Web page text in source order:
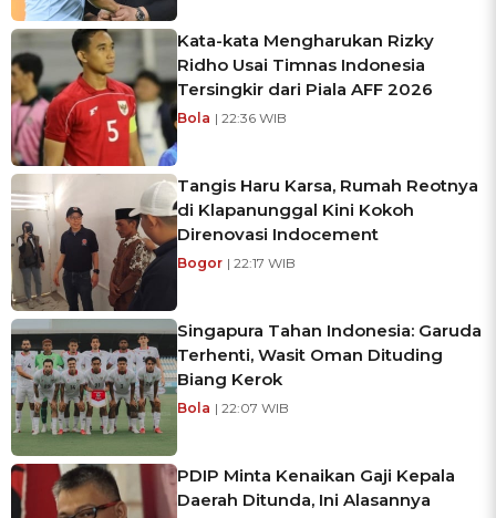
Kata-kata Mengharukan Rizky
Ridho Usai Timnas Indonesia
Tersingkir dari Piala AFF 2026
Bola | 22:36 WIB
Tangis Haru Karsa, Rumah Reotnya
di Klapanunggal Kini Kokoh
Direnovasi Indocement
Bogor | 22:17 WIB
Singapura Tahan Indonesia: Garuda
Terhenti, Wasit Oman Dituding
Biang Kerok
Bola | 22:07 WIB
PDIP Minta Kenaikan Gaji Kepala
Daerah Ditunda, Ini Alasannya